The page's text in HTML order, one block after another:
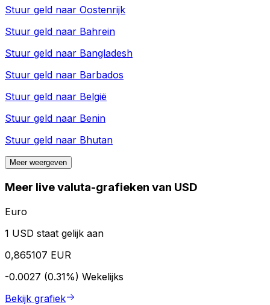
Stuur geld naar Oostenrijk
Stuur geld naar Bahrein
Stuur geld naar Bangladesh
Stuur geld naar Barbados
Stuur geld naar België
Stuur geld naar Benin
Stuur geld naar Bhutan
Meer weergeven
Meer live valuta-grafieken van USD
Euro
1 USD staat gelijk aan
0,865107 EUR
-0.0027 (0.31%) Wekelijks
Bekijk grafiek